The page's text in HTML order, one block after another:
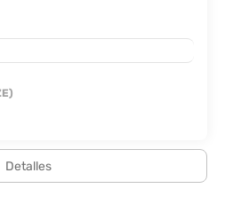
Detalles